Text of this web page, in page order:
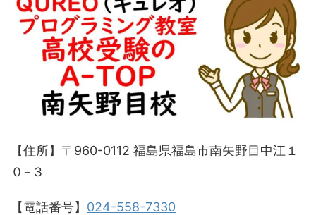
【住所】〒960-0112 福島県福島市南矢野目中江１
０−３
【電話番号】 024-558-7330